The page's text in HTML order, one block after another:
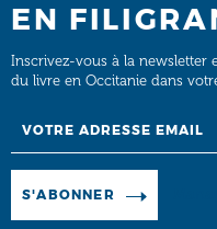
EN
Inscrivez-vous à la newsletter
du livre en Occitanie dans
S'ABONNER